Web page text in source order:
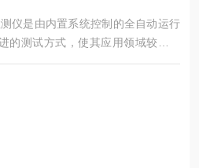
仪是由内置系统控制的全自动运行
的测试方式，使其应用领域较同类
块状固体、浆状物质、泡沫等多种
析检测实验室，为食品安全、新能
业的材料检测提供重要的科学依